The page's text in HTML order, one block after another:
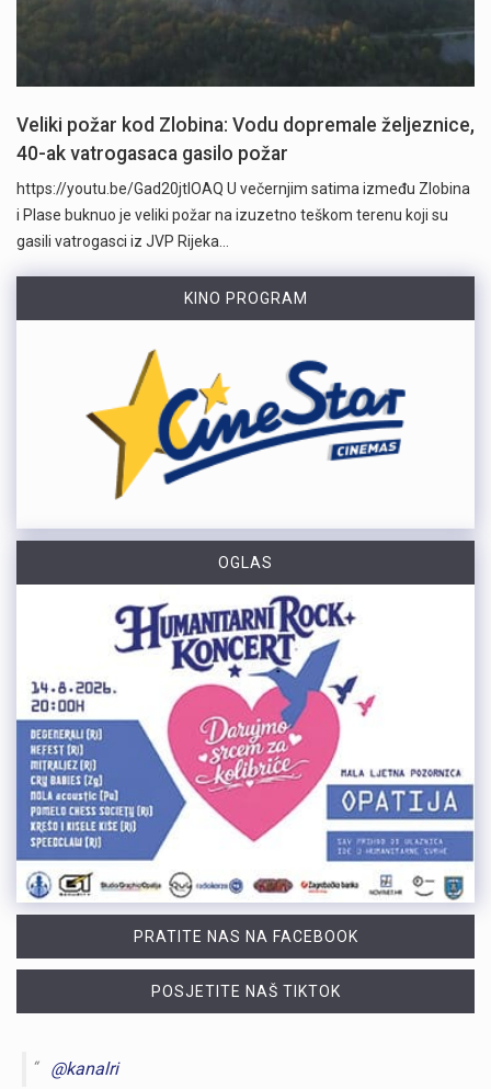
Veliki požar kod Zlobina: Vodu dopremale željeznice,
40-ak vatrogasaca gasilo požar
https://youtu.be/Gad20jtIOAQ U večernjim satima između Zlobina
i Plase buknuo je veliki požar na izuzetno teškom terenu koji su
gasili vatrogasci iz JVP Rijeka…
KINO PROGRAM
OGLAS
PRATITE NAS NA FACEBOOK
POSJETITE NAŠ TIKTOK
@kanalri